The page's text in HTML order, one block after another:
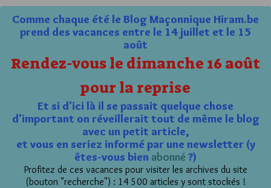
Comme chaque été le Blog Maçonnique Hiram.be
prend des vacances entre le 14 juillet et le 15
août
Rendez-vous le dimanche 16 août
pour la reprise
Et si d'ici là il se passait quelque chose
d'important on réveillerait tout de même le blog
avec un petit article,
et vous en seriez informé par une newsletter (y
êtes-vous bien abonné ?)
Profitez de ces vacances pour visiter les archives du site
(bouton "recherche") : 14 500 articles y sont stockés !